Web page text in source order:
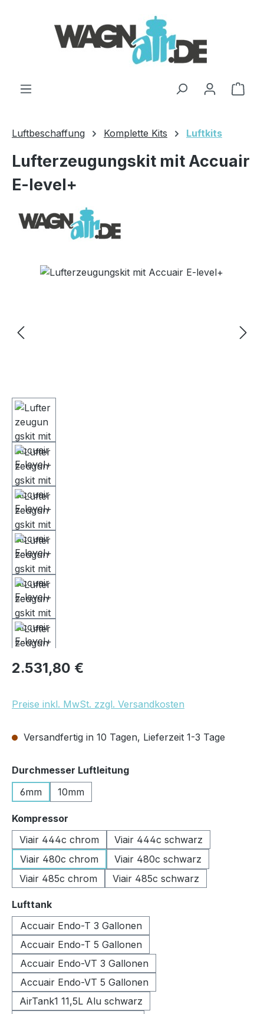
Luftbeschaffung Komplette Kits Luftkits
Lufterzeugungskit mit Accuair
E-level+
Bildergalerie überspringen
Regulärer Preis:
2.531,80 €
Preise inkl. MwSt. zzgl. Versandkosten
Versandfertig in 10 Tagen, Lieferzeit 1-3 Tage
Durchmesser Luftleitungauswählen
6mm
10mm
Kompressor
Viair 444c chrom
Viair 444c schwarz
Viair 480c chrom
Viair 480c schwarz
Viair 485c chrom
Viair 485c schwarz
Lufttankauswählen
Accuair Endo-T 3 Gallonen
Accuair Endo-T 5 Gallonen
Accuair Endo-VT 3 Gallonen
Accuair Endo-VT 5 Gallonen
AirTank1 11,5L Alu schwarz